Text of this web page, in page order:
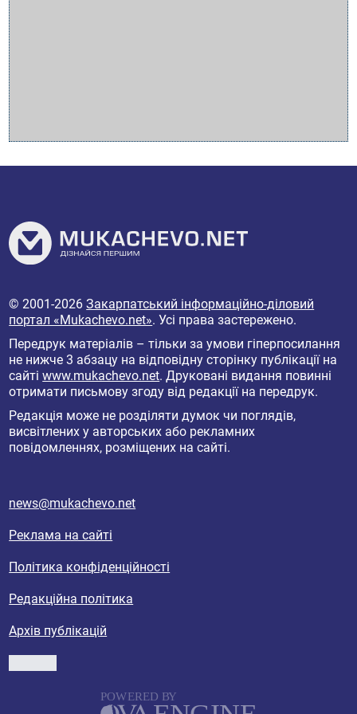
© 2001-2026Закарпатський інформаційно-діловий
портал «Mukachevo.net». Усі права застережено.
Передрук матеріалів – тільки за умови гіперпосилання
не нижче 3 абзацу на відповідну сторінку публікації на
сайтіwww.mukachevo.net. Друковані видання повинні
отримати письмову згоду від редакції на передрук.
Редакція може не розділяти думок чи поглядів,
висвітлених у авторських або рекламних
повідомленнях, розміщених на сайті.
news@mukachevo.net
Реклама на сайті
Політика конфіденційності
Редакційна політика
Архів публікацій